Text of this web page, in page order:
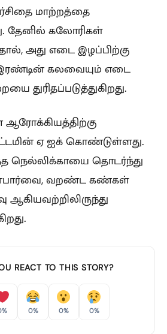
மாற்றத்தை
தேனில் கலோரிகள்
அது எடை இழப்பிற்கு
இரண்டின் கலவையும் எடை
துரிதப்படுத்துகிறது.
ஏ ஐக் கொண்டுள்ளது.
நெல்லிக்காயை தொடர்ந்து
வறண்ட கண்கள்
REACT TO THIS STORY?
0% 0% 0%